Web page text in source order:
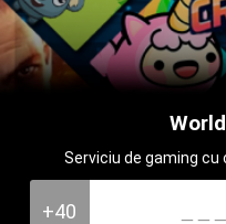
Serviciu de gaming cu
+40